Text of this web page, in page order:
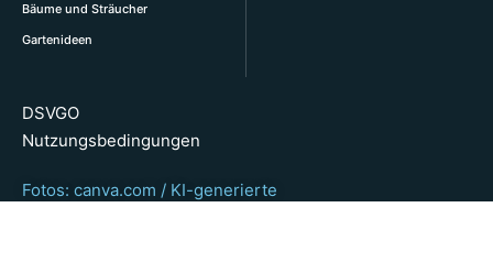
Bäume und Sträucher
Gartenideen
DSVGO
Nutzungsbedingungen
Fotos: canva.com / KI-generierte